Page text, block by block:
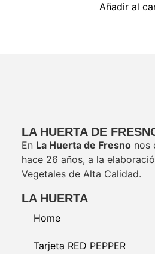
Añadir al
LA HUERTA DE
En La Huerta de Fresnonos
hace 26 años, a la
Vegetales de Alta Calidad.
LA HUERTA
Home
Tarjeta RED PEPPER